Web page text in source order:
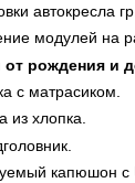
автокресла
модулей на
рождения и
с матрасиком.
из хлопка.
капюшон с